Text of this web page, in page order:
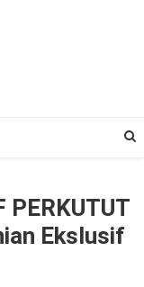
PERKUTUT
Ekslusif